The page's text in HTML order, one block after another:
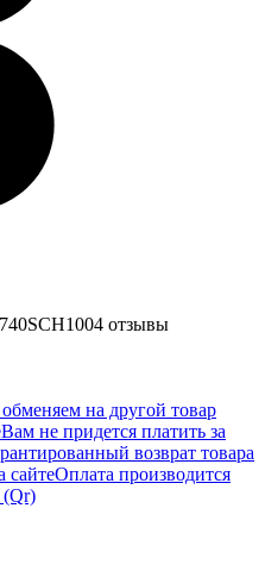
отзывы
на другой товар
Вам не придется платить за
возврат товара
сайтеОплата производится